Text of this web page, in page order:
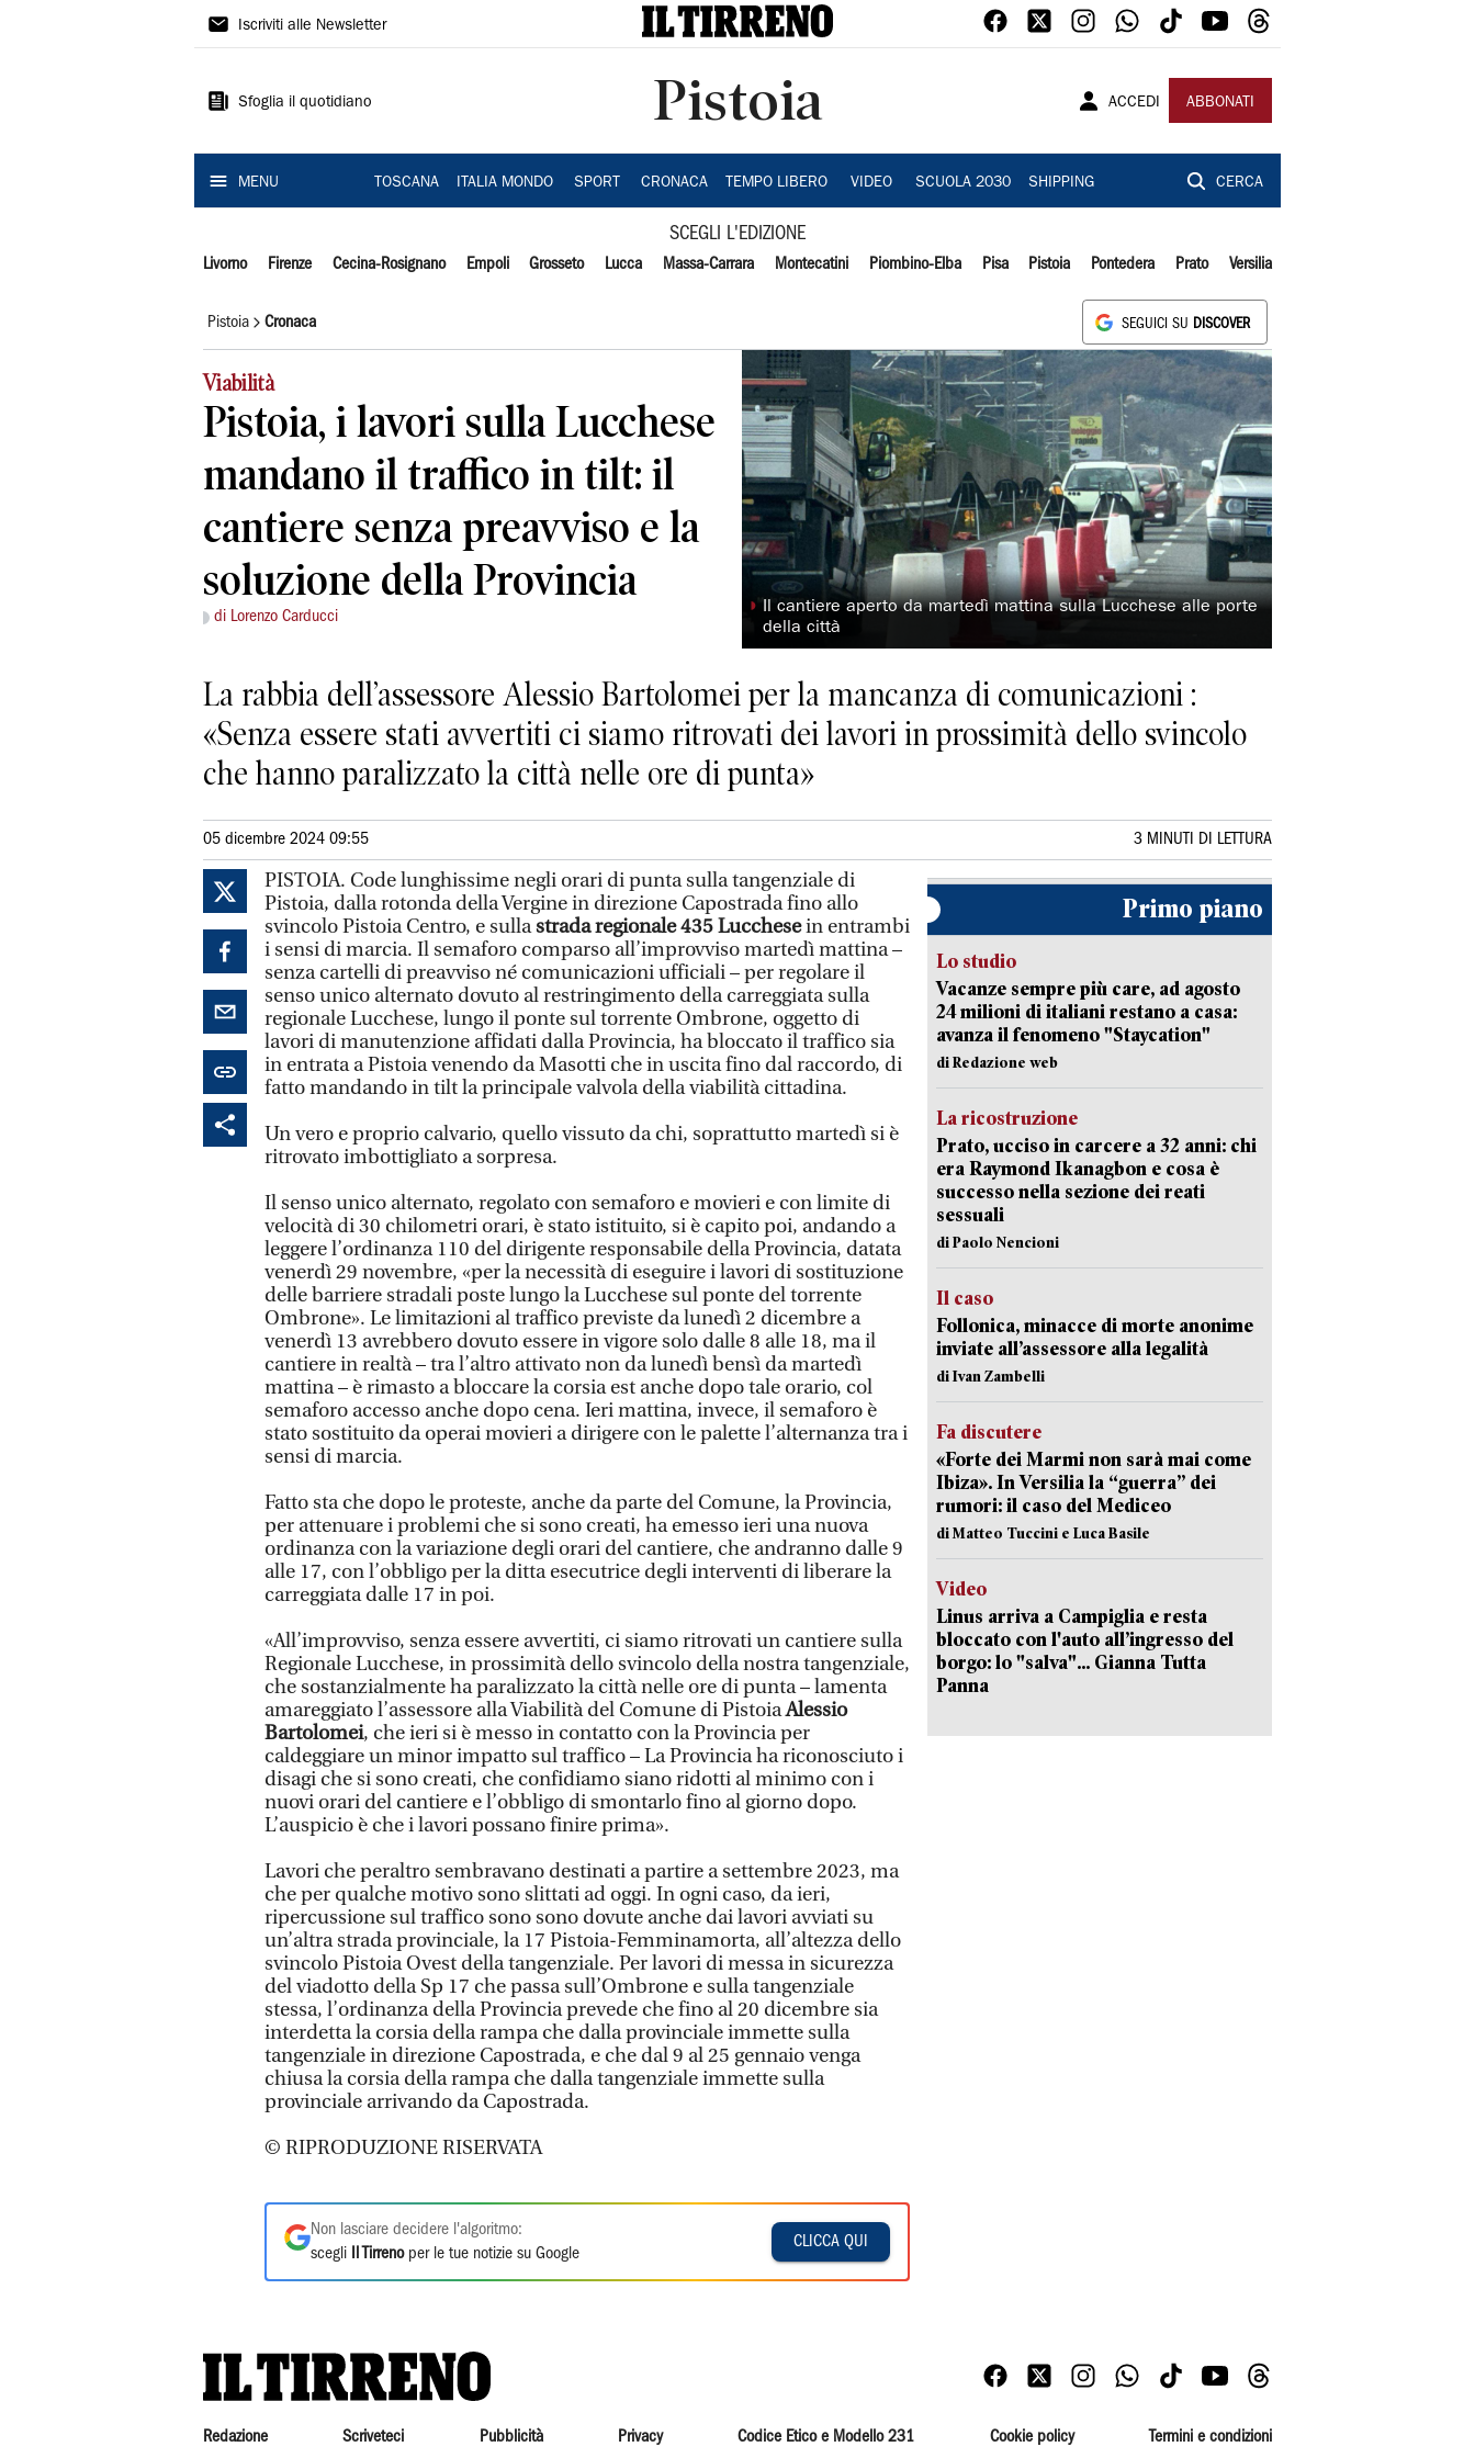
Il
Iscriviti alle Newsletter
Sfoglia il quotidiano Pistoia ACCEDI ABBONATI
MENU TOSCANA ITALIA MONDO SPORT CRONACA TEMPO LIBERO VIDEO SCUOLA 2030 SHIPPING CERCA
SCEGLI L'EDIZIONE
Livorno Firenze Cecina-Rosignano Empoli Grosseto Lucca Massa-Carrara Montecatini Piombino-Elba Pisa Pistoia Pontedera Prato Versilia
Pistoia Cronaca SEGUICI SU DISCOVER
Viabilità
Pistoia, i lavori sulla Lucchese
mandano il traffico in tilt: il
cantiere senza preavviso e la
soluzione della Provincia
di Lorenzo Carducci ◗ Il cantiere aperto da martedì mattina sulla Lucchese alle porte
della città
La rabbia dell’assessore Alessio Bartolomei per la mancanza di comunicazioni :
«Senza essere stati avvertiti ci siamo ritrovati dei lavori in prossimità dello svincolo
che hanno paralizzato la città nelle ore di punta»
05 dicembre 2024 09:55 3 MINUTI DI LETTURA
PISTOIA. Code lunghissime negli orari di punta sulla tangenziale di
Pistoia, dalla rotonda della Vergine in direzione Capostrada fino allo
svincolo Pistoia Centro, e sullastrada regionale 435 Lucchesein entrambi
i sensi di marcia. Il semaforo comparso all’improvviso martedì mattina –
senza cartelli di preavviso né comunicazioni ufficiali – per regolare il
senso unico alternato dovuto al restringimento della carreggiata sulla
regionale Lucchese, lungo il ponte sul torrente Ombrone, oggetto di
lavori di manutenzione affidati dalla Provincia, ha bloccato il traffico sia
in entrata a Pistoia venendo da Masotti che in uscita fino dal raccordo, di
fatto mandando in tilt la principale valvola della viabilità cittadina.
Un vero e proprio calvario, quello vissuto da chi, soprattutto martedì si è
ritrovato imbottigliato a sorpresa.
Il senso unico alternato, regolato con semaforo e movieri e con limite di
velocità di 30 chilometri orari, è stato istituito, si è capito poi, andando a
leggere l’ordinanza 110 del dirigente responsabile della Provincia, datata
venerdì 29 novembre, «per la necessità di eseguire i lavori di sostituzione
delle barriere stradali poste lungo la Lucchese sul ponte del torrente
Ombrone». Le limitazioni al traffico previste da lunedì 2 dicembre a
venerdì 13 avrebbero dovuto essere in vigore solo dalle 8 alle 18, ma il
cantiere in realtà – tra l’altro attivato non da lunedì bensì da martedì
mattina – è rimasto a bloccare la corsia est anche dopo tale orario, col
semaforo accesso anche dopo cena. Ieri mattina, invece, il semaforo è
stato sostituito da operai movieri a dirigere con le palette l’alternanza tra i
sensi di marcia.
Fatto sta che dopo le proteste, anche da parte del Comune, la Provincia,
per attenuare i problemi che si sono creati, ha emesso ieri una nuova
ordinanza con la variazione degli orari del cantiere, che andranno dalle 9
alle 17, con l’obbligo per la ditta esecutrice degli interventi di liberare la
carreggiata dalle 17 in poi.
«All’improvviso, senza essere avvertiti, ci siamo ritrovati un cantiere sulla
Regionale Lucchese, in prossimità dello svincolo della nostra tangenziale,
che sostanzialmente ha paralizzato la città nelle ore di punta – lamenta
amareggiato l’assessore alla Viabilità del Comune di PistoiaAlessio
Bartolomei, che ieri si è messo in contatto con la Provincia per
caldeggiare un minor impatto sul traffico – La Provincia ha riconosciuto i
disagi che si sono creati, che confidiamo siano ridotti al minimo con i
nuovi orari del cantiere e l’obbligo di smontarlo fino al giorno dopo.
L’auspicio è che i lavori possano finire prima».
Lavori che peraltro sembravano destinati a partire a settembre 2023, ma
che per qualche motivo sono slittati ad oggi. In ogni caso, da ieri,
ripercussione sul traffico sono sono dovute anche dai lavori avviati su
un’altra strada provinciale, la 17 Pistoia-Femminamorta, all’altezza dello
svincolo Pistoia Ovest della tangenziale. Per lavori di messa in sicurezza
del viadotto della Sp 17 che passa sull’Ombrone e sulla tangenziale
stessa, l’ordinanza della Provincia prevede che fino al 20 dicembre sia
interdetta la corsia della rampa che dalla provinciale immette sulla
tangenziale in direzione Capostrada, e che dal 9 al 25 gennaio venga
chiusa la corsia della rampa che dalla tangenziale immette sulla
provinciale arrivando da Capostrada.
© RIPRODUZIONE RISERVATA
Non lasciare decidere l'algoritmo:
scegli
Il Tirrenoper le tue notizie su Google
CLICCA QUI
Primo piano
Lo studio
Vacanze sempre più care, ad agosto
24 milioni di italiani restano a casa:
avanza il fenomeno "Staycation"
di Redazione web
La ricostruzione
Prato, ucciso in carcere a 32 anni: chi
era Raymond Ikanagbon e cosa è
successo nella sezione dei reati
sessuali
di Paolo Nencioni
Il caso
Follonica, minacce di morte anonime
inviate all’assessore alla legalità
di Ivan Zambelli
Fa discutere
«Forte dei Marmi non sarà mai come
Ibiza». In Versilia la “guerra” dei
rumori: il caso del Mediceo
di Matteo Tuccini e Luca Basile
Video
Linus arriva a Campiglia e resta
bloccato con l'auto all’ingresso del
borgo: lo "salva"... Gianna Tutta
Panna
Redazione Scriveteci Pubblicità Privacy Codice Etico e Modello 231 Cookie policy Termini e condizioni